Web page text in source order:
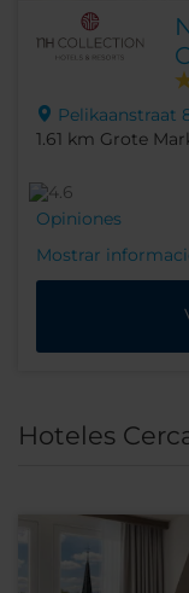
Pelikaanstraat
1.61 km Grote
Opiniones
Mostrar
Hoteles